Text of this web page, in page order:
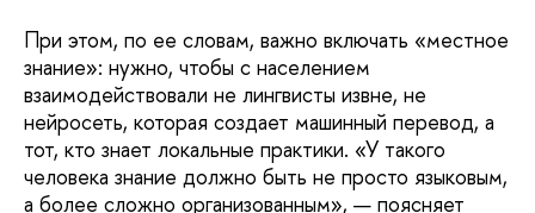
При этом, по ее словам, важно включать «местное
знание»: нужно, чтобы с населением
взаимодействовали не лингвисты извне, не
нейросеть, которая создает машинный перевод, а
тот, кто знает локальные практики. «У такого
человека знание должно быть не просто языковым,
а более сложно организованным», — поясняет